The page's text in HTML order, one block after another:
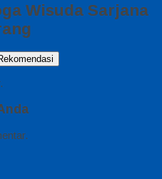
Wisuda Sarjana